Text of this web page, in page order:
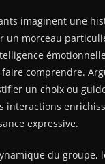
imaginent une
un morceau
comprendre.
un choix ou
interactions
expressive.
du groupe,